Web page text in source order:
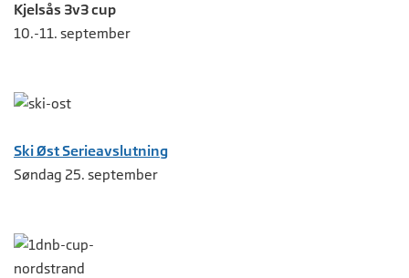
Kjelsås 3v3 cup
10.-11. september
Ski Øst Serieavslutning
Søndag 25. september